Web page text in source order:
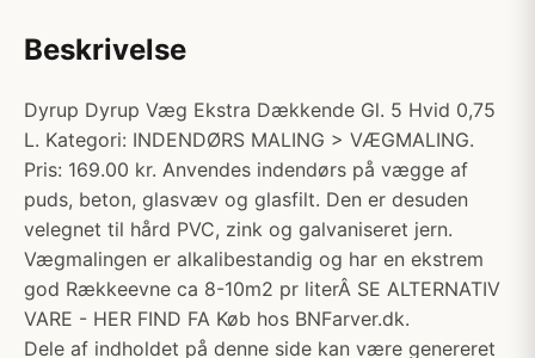
Beskrivelse
Dyrup Dyrup Væg Ekstra Dækkende Gl. 5 Hvid 0,75
L. Kategori: INDENDØRS MALING > VÆGMALING.
Pris: 169.00 kr. Anvendes indendørs på vægge af
puds, beton, glasvæv og glasfilt. Den er desuden
velegnet til hård PVC, zink og galvaniseret jern.
Vægmalingen er alkalibestandig og har en ekstrem
god Rækkeevne ca 8-10m2 pr literÂ SE ALTERNATIV
VARE - HER FIND FA Køb hos BNFarver.dk.
Dele af indholdet på denne side kan være genereret